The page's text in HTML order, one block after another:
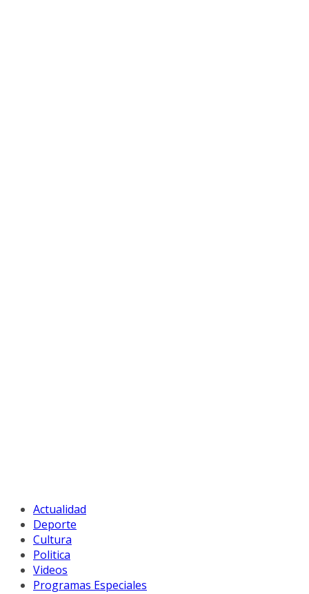
Actualidad
Deporte
Cultura
Politica
Videos
Programas Especiales